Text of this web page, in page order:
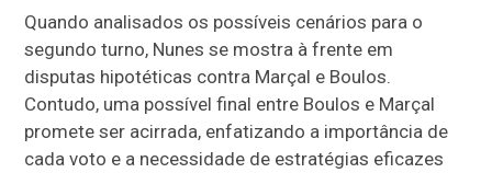
Quando analisados os possíveis cenários para o
segundo turno, Nunes se mostra à frente em
disputas hipotéticas contra Marçal e Boulos.
Contudo, uma possível final entre Boulos e Marçal
promete ser acirrada, enfatizando a importância de
cada voto e a necessidade de estratégias eficazes